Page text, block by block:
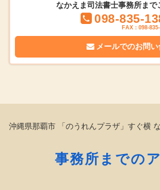
なかえま司法書士事務所まで
098-835-
FAX：098-
メールでのお問い
沖縄県那覇市 「のうれんプラザ」すぐ横
事務所までの